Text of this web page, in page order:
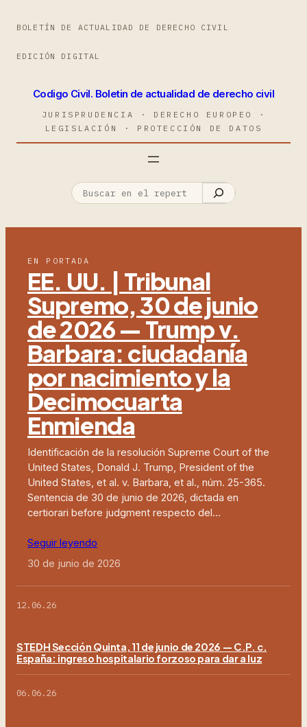
BOLETÍN DE ACTUALIDAD DE DERECHO CIVIL
EDICIÓN DIGITAL
Codigo Civil. Boletin de actualidad de derecho civil
JURISPRUDENCIA · DERECHO EUROPEO ·
LEGISLACIÓN · PROTECCIÓN DE DATOS
EN PORTADA
EE. UU. | Tribunal
Supremo, 30 de junio
de 2026 — Trump v.
Barbara: ciudadanía
por nacimiento y la
Decimocuarta
Enmienda
Identificación de la resolución Supreme Court of the
United States, Donald J. Trump, President of the
United States, et al. v. Barbara, et al., núm. 25-365.
Sentencia de 30 de junio de 2026, dictada en
certiorari before judgment respecto del…
Seguir leyendo
30 de junio de 2026
12.06.26
STEDH Sección Quinta, 11 de junio de 2026 — C.P. c.
España: ingreso hospitalario forzoso para dar a luz
06.06.26